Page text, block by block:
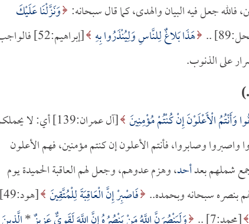
جعل فيه البيان والهدى، كما قال سبحانه: وَنَزَّلْنَا عَلَيْكَ
.. هَذَا بَلاغٌ لِلنَّاسِ وَلِيُنْذَرُوا بِهِ
[إبراهيم:52]
على الذنوب.
وَأَنْتُمُ الْأَعْلَوْنَ إِنْ كُنْتُمْ مُؤْمِنِينَ
[آل عمران:139] أي: لا
وصابروا، فأنتم الأعلون إن كنتم مؤمنين، فهم الأعلون
شملهم بعدأحد، وهزم عدوهم، وجعل لهم العاقبة الحميدة يوم
بنصره سبحانه وبحمده.. فَاصْبِرْ إِنَّ الْعَاقِبَةَ لِلْمُتَّقِينَ